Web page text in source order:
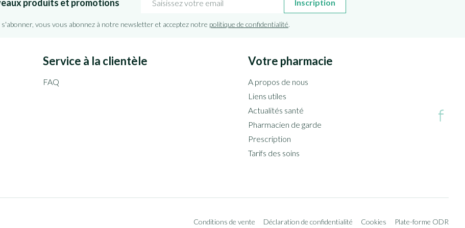
produits et promotions Inscription
vous vous abonnez à notre newsletter et acceptez notre politique de confidentialité.
Service à la clientèle
FAQ
Votre pharmacie
A propos de nous
Liens utiles
Actualités santé
Pharmacien de garde
Prescription
Tarifs des soins
Conditions de vente Déclaration de confidentialité Cookies Plate-forme ODR